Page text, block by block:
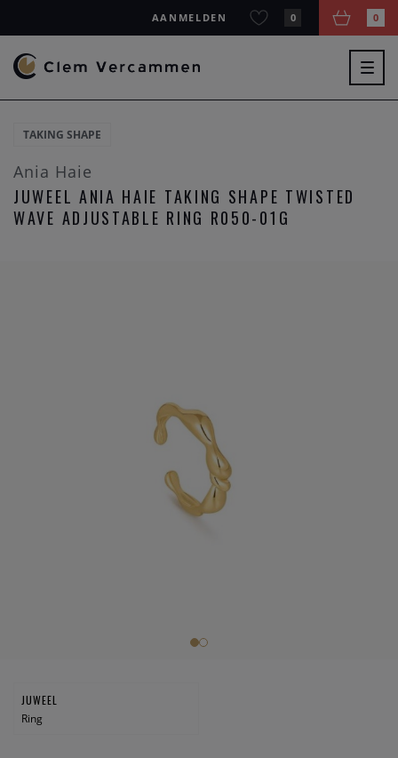
AANMELDEN 0 0
TAKING SHAPE
Ania Haie
JUWEEL ANIA HAIE TAKING SHAPE TWISTED
WAVE ADJUSTABLE RING R050-01G
JUWEEL
Ring